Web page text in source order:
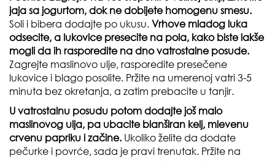
jaja sa jogurtom, dok ne dobijete homogenu smesu.
Soli i bibera dodajte po ukusu. Vrhove mladog luka
odsecite, a lukovice presecite na pola, kako biste lakše
mogli da ih rasporedite na dno vatrostalne posude.
Zagrejte maslinovo ulje, rasporedite presečene
lukovice i blago posolite. Pržite na umerenoj vatri 3-5
minuta bez okretanja, a zatim prebacite u tanjir.
U vatrostalnu posudu potom dodajte još malo
maslinovog ulja, pa ubacite blanširan kelj, mlevenu
crvenu papriku i začine. Ukoliko želite da dodate
pečurke i povrće, sada je pravi trenutak. Pržite na